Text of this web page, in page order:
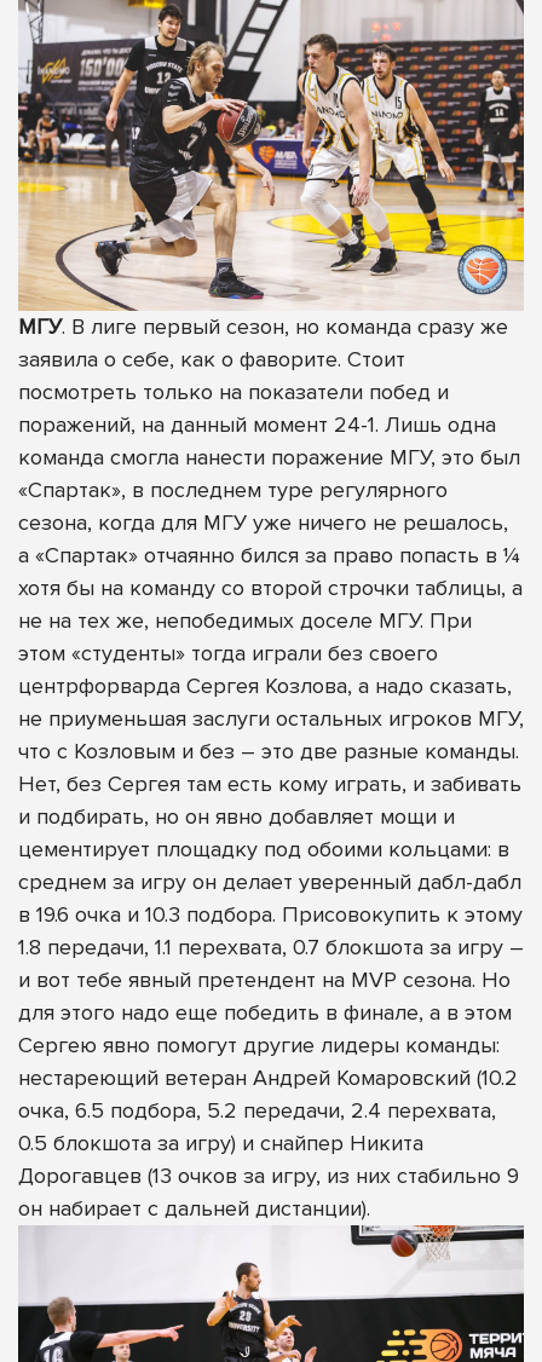
МГУ. В лиге первый сезон, но команда сразу же
заявила о себе, как о фаворите. Стоит
посмотреть только на показатели побед и
поражений, на данный момент 24-1. Лишь одна
команда смогла нанести поражение МГУ, это был
«Спартак», в последнем туре регулярного
сезона, когда для МГУ уже ничего не решалось,
а «Спартак» отчаянно бился за право попасть в ¼
хотя бы на команду со второй строчки таблицы, а
не на тех же, непобедимых доселе МГУ. При
этом «студенты» тогда играли без своего
центрфорварда Сергея Козлова, а надо сказать,
не приуменьшая заслуги остальных игроков МГУ,
что с Козловым и без – это две разные команды.
Нет, без Сергея там есть кому играть, и забивать
и подбирать, но он явно добавляет мощи и
цементирует площадку под обоими кольцами: в
среднем за игру он делает уверенный дабл-дабл
в 19.6 очка и 10.3 подбора. Присовокупить к этому
1.8 передачи, 1.1 перехвата, 0.7 блокшота за игру –
и вот тебе явный претендент на MVP сезона. Но
для этого надо еще победить в финале, а в этом
Сергею явно помогут другие лидеры команды:
нестареющий ветеран Андрей Комаровский (10.2
очка, 6.5 подбора, 5.2 передачи, 2.4 перехвата,
0.5 блокшота за игру) и снайпер Никита
Дорогавцев (13 очков за игру, из них стабильно 9
он набирает с дальней дистанции).